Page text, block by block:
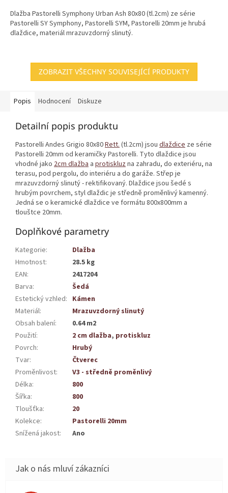
Dlažba Pastorelli Symphony Urban Ash 80x80 (tl.2cm) ze série
Pastorelli SY Symphony, Pastorelli SYM, Pastorelli 20mm je hrubá
dlaždice, materiál mrazuvzdorný slinutý.
ZOBRAZIT VŠECHNY SOUVISEJÍCÍ PRODUKTY
Popis Hodnocení Diskuze
Detailní popis produktu
Pastorelli Andes Grigio 80x80Rett. (tl.2cm) jsou dlaždice ze série
Pastorelli 20mm od keramičky Pastorelli. Tyto dlaždice jsou
vhodné jako 2cm dlažba a protiskluzna zahradu, do exteriéru, na
terasu, pod pergolu, do interiéru a do garáže. Střep je
mrazuvzdorný slinutý - rektifikovaný. Dlaždice jsou šedé s
hrubým povrchem, styl dlaždic je středně proměnlivý kamenný.
Jedná se o keramické dlaždice ve formátu 800x800mm a
tlouštce 20mm.
Doplňkové parametry
Kategorie:
Dlažba
Hmotnost:
28.5 kg
EAN:
2417204
Barva:
Šedá
Estetický vzhled: Kámen
Materiál:
Mrazuvzdorný slinutý
Obsah balení:
0.64 m2
Použití: 2 cm dlažba, protiskluz
Povrch:
Hrubý
Tvar:
Čtverec
Proměnlivost:
V3 - středně proměnlivý
Délka:
800
Šířka:
800
Tloušťka:
20
Kolekce:
Pastorelli 20mm
Snížená jakost: Ano